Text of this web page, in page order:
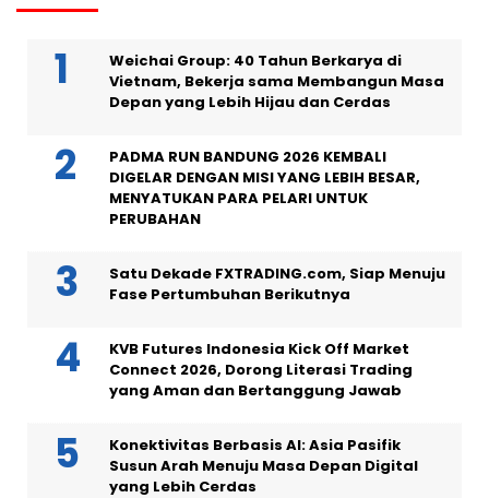
Weichai Group: 40 Tahun Berkarya di
Vietnam, Bekerja sama Membangun Masa
Depan yang Lebih Hijau dan Cerdas
PADMA RUN BANDUNG 2026 KEMBALI
DIGELAR DENGAN MISI YANG LEBIH BESAR,
MENYATUKAN PARA PELARI UNTUK
PERUBAHAN
Satu Dekade FXTRADING.com, Siap Menuju
Fase Pertumbuhan Berikutnya
KVB Futures Indonesia Kick Off Market
Connect 2026, Dorong Literasi Trading
yang Aman dan Bertanggung Jawab
Konektivitas Berbasis AI: Asia Pasifik
Susun Arah Menuju Masa Depan Digital
yang Lebih Cerdas